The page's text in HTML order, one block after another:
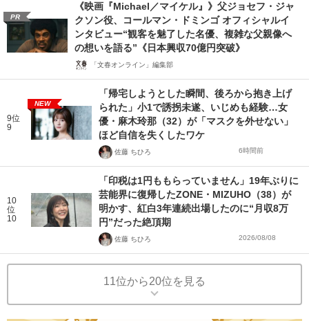
PR
《映画『Michael／マイケル』》父ジョセフ・ジャ
クソン役、コールマン・ドミンゴ オフィシャルイ
ンタビュー“観客を魅了した名優、複雑な父親像へ
の想いを語る”《日本興収70億円突破》
「文春オンライン」編集部
9位
9
NEW
「帰宅しようとした瞬間、後ろから抱き上げ
られた」小1で誘拐未遂、いじめも経験…女
優・麻木玲那（32）が「マスクを外せない」
ほど自信を失くしたワケ
佐藤 ちひろ 6時間前
10
位
10
「印税は1円ももらっていません」19年ぶりに
芸能界に復帰したZONE・MIZUHO（38）が
明かす、紅白3年連続出場したのに“月収8万
円”だった絶頂期
佐藤 ちひろ 2026/08/08
11位から20位を見る